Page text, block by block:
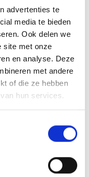
advertenties te
media te bieden
Ook delen we
site met onze
en analyse. Deze
met andere
of die ze hebben
hun services.
from Friday
am